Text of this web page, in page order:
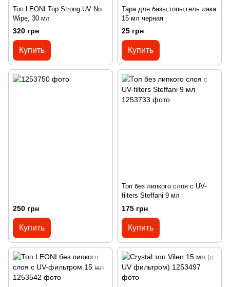
Топ LEONI Top Strong UV No
Wipe, 30 мл
320 грн
Купить
Тара для базы,топы,гель лака
15 мл черная
25 грн
Купить
250 грн
Купить
Топ без липкого слоя с UV-
filters Steffani 9 мл
175 грн
Купить